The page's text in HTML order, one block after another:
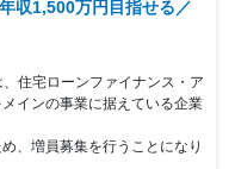
収1,500万円目指せる／
住宅ローンファイナンス・ア
インの事業に据えている企業
、増員募集を行うことになり